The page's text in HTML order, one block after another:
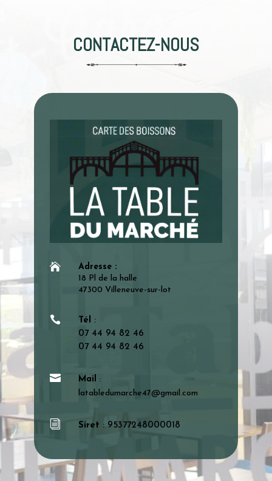
CONTACTEZ-NOUS

Adresse :
18 Pl de la halle
47300 Villeneuve-sur-lot
 Tél :
07 44 94 82 46
07 44 94 82 46
 Mail :
latabledumarche47@gmail.com
i Siret : 95377248000018